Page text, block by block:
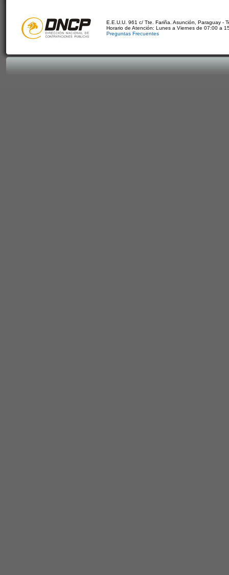
E.E.U.U. 961 c/ Tte. Fariña. Asunción, Paraguay -
Horario de Atención: Lunes a Viernes de 07:00 a
Preguntas Frecuentes